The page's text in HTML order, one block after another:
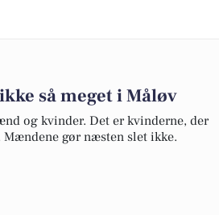
så meget i Måløv
og kvinder. Det er kvinderne, der
gør næsten slet ikke.